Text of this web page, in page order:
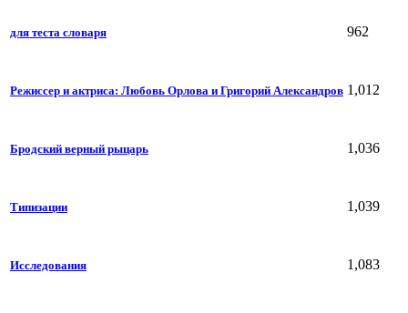
для теста словаря 962
Режиссер и актриса: Любовь Орлова и Григорий Александров 1,012
Бродский верный рыцарь 1,036
Типизации 1,039
Исследования 1,083